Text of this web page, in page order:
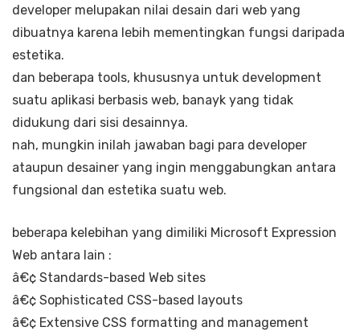
developer melupakan nilai desain dari web yang
dibuatnya karena lebih mementingkan fungsi daripada
estetika.
dan beberapa tools, khususnya untuk development
suatu aplikasi berbasis web, banayk yang tidak
didukung dari sisi desainnya.
nah, mungkin inilah jawaban bagi para developer
ataupun desainer yang ingin menggabungkan antara
fungsional dan estetika suatu web.
beberapa kelebihan yang dimiliki Microsoft Expression
Web antara lain :
â€¢ Standards-based Web sites
â€¢ Sophisticated CSS-based layouts
â€¢ Extensive CSS formatting and management